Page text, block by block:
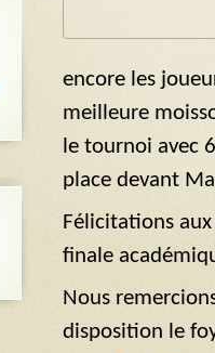
encore les
meilleure
le tournoi avec
place devant
Félicitations
finale
Nous
disposition le